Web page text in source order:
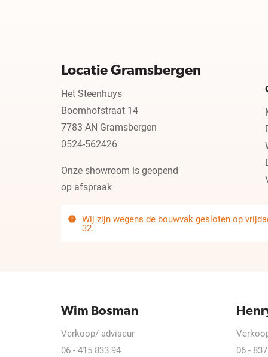
Locatie Gramsbergen
Het Steenhuys
Boomhofstraat 14
7783 AN Gramsbergen
0524-562426
Onze showroom is geopend
op afspraak
Wij zijn wegens de bouwvak gesloten op
32.
Wim Bosman
Verkoop/ adviseur
06 - 415 833 94
06 -